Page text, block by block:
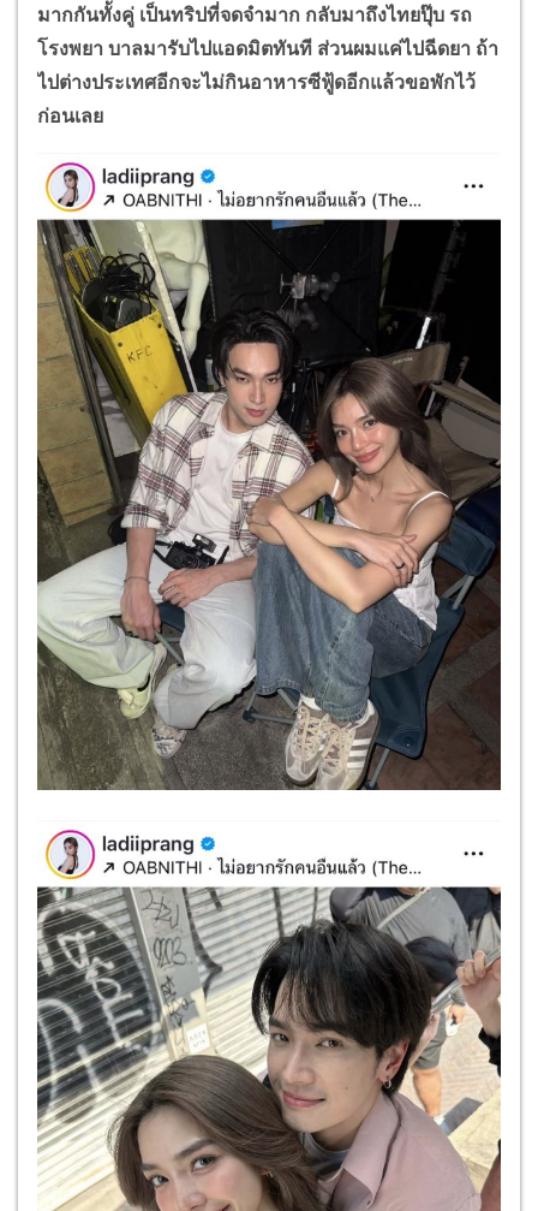
มากกันทั้งคู่ เป็นทริปที่จดจำมาก กลับมาถึงไทยปุ๊บ รถ
โรงพยา บาลมารับไปแอดมิตทันที ส่วนผมแค่ไปฉีดยา ถ้า
ไปต่างประเทศอีกจะไม่กินอาหารซีฟู้ดอีกแล้วขอพักไว้
ก่อนเลย